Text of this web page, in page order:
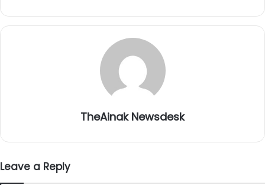
TheAinak Newsdesk
Leave a Reply